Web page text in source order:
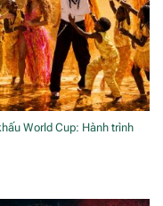
World Cup: Hành trình